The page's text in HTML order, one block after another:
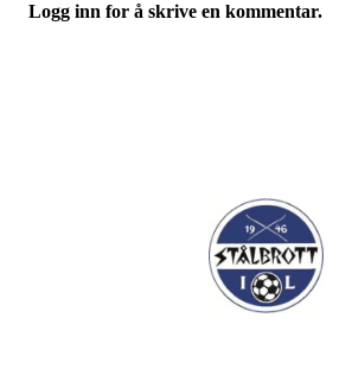
Logg inn for å skrive en kommentar.